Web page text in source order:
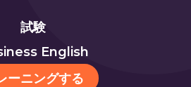
試験
English
ーニングする